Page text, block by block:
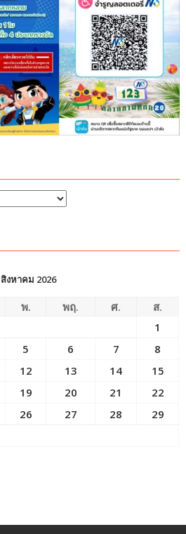
สิงหาคม 2026
พ. พฤ. ศ.
ส.
1
5 6 7
8
12 13 14
15
19 20 21
22
26 27 28
29